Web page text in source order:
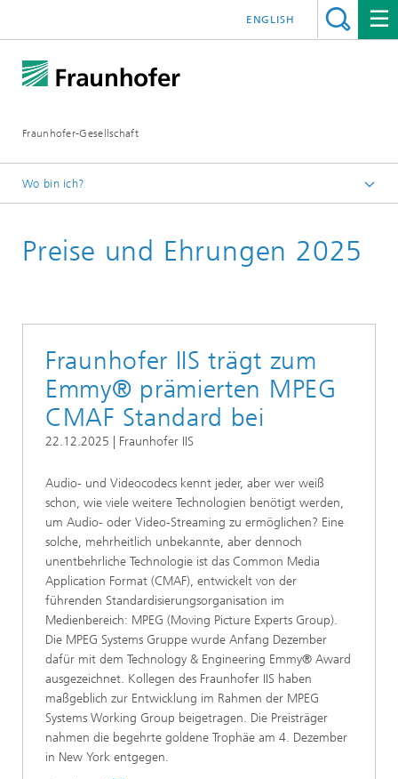
Fraunhofer-Gesellschaft
ENGLISH
Wo bin ich?
Über Fraunhofer
Preise und Ehrungen 2025
Fraunhofer IIS trägt zum
Emmy® prämierten MPEG
CMAF Standard bei
22.12.2025 | Fraunhofer IIS
Audio- und Videocodecs kennt jeder, aber wer weiß
schon, wie viele weitere Technologien benötigt werden,
um Audio- oder Video-Streaming zu ermöglichen? Eine
solche, mehrheitlich unbekannte, aber dennoch
unentbehrliche Technologie ist das Common Media
Application Format (CMAF), entwickelt von der
führenden Standardisierungsorganisation im
Medienbereich: MPEG (Moving Picture Experts Group).
Die MPEG Systems Gruppe wurde Anfang Dezember
dafür mit dem Technology & Engineering Emmy® Award
ausgezeichnet. Kollegen des Fraunhofer IIS haben
maßgeblich zur Entwicklung im Rahmen der MPEG
Systems Working Group beigetragen. Die Preisträger
nahmen die begehrte goldene Trophäe am 4. Dezember
in New York entgegen.